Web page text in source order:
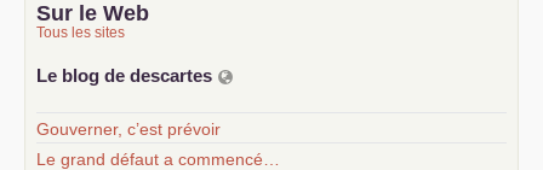
Sur le Web
Tous les sites
Le blog de descartes
Gouverner, c’est prévoir
Le grand défaut a commencé…